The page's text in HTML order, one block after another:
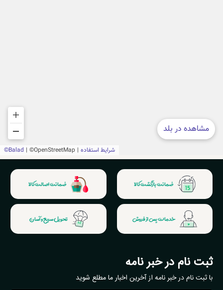
ضمانت بازگشت کالا ضمانت اصالت کالا
خدمات پس از فروش تحویل سریع و آسان
ثبت نام در خبر نامه
با ثبت نام در خبر نامه از آخرین اخبار ما مطلع شوید